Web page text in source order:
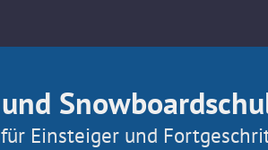
Einsteiger und